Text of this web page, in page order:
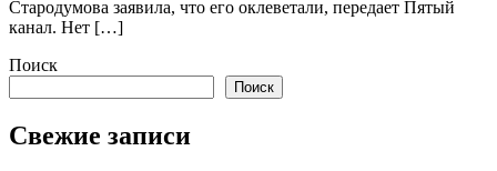
Стародумова заявила, что его оклеветали, передает Пятый
канал. Нет […]
Поиск
Поиск
Свежие записи